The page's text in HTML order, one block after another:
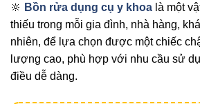
🔆 Bồn rửa dụng cụ y khoa là một
thiếu trong mỗi gia đình, nhà hàng,
nhiên, để lựa chọn được một chiếc
lượng cao, phù hợp với nhu cầu sử
điều dễ dàng.